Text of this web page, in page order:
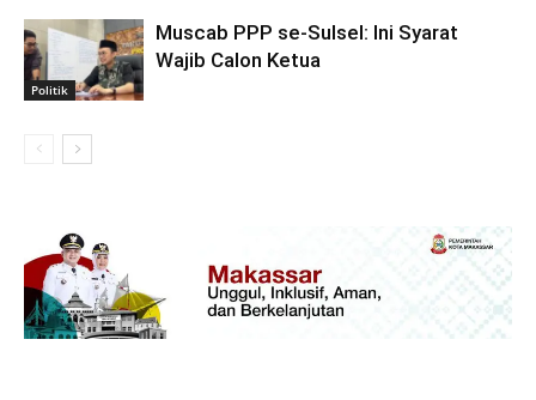
Politik
Muscab PPP se-Sulsel: Ini Syarat
Wajib Calon Ketua